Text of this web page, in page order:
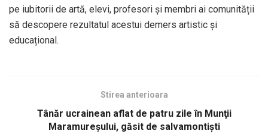
pe iubitorii de artă, elevi, profesori și membri ai comunității
să descopere rezultatul acestui demers artistic și
educațional.
Stirea anterioara
Tânăr ucrainean aflat de patru zile în Munţii
Maramureşului, găsit de salvamontişti